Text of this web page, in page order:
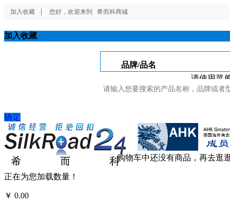
加入收藏 您好，欢迎来到 希而科商城
加入收藏
请使用菜
确定
购物车中还没有商品，再去逛
正在为您加载数量！
￥ 0.00
品牌/品名